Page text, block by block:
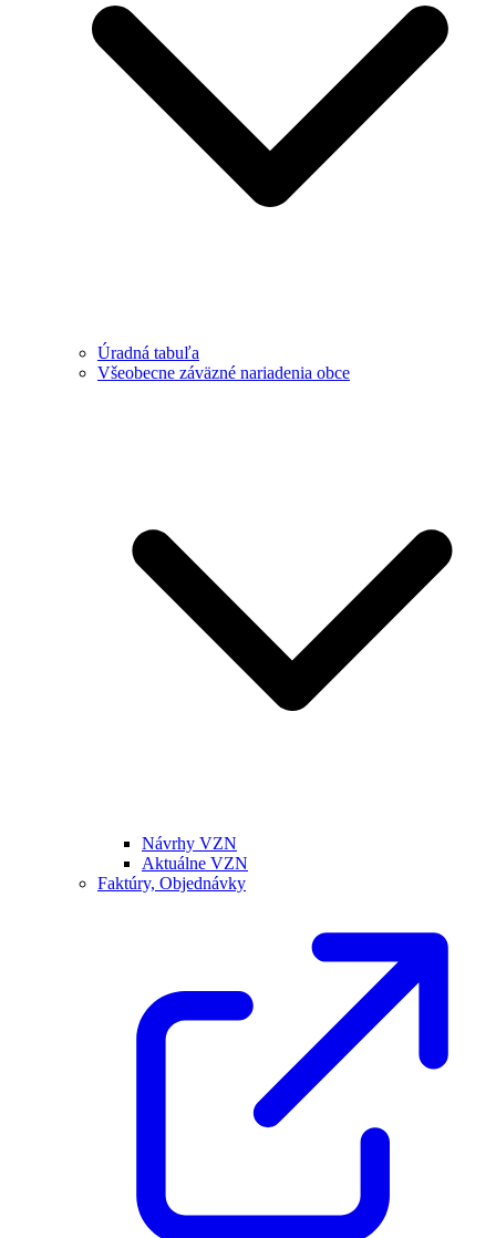
Úradná tabuľa
Všeobecne záväzné nariadenia obce
Návrhy VZN
Aktuálne VZN
Faktúry, Objednávky